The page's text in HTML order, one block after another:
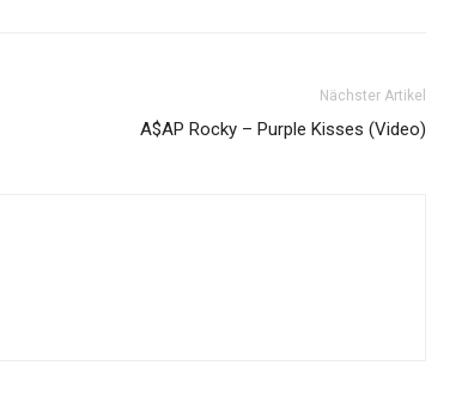
Nächster Artikel
A$AP Rocky – Purple Kisses (Video)